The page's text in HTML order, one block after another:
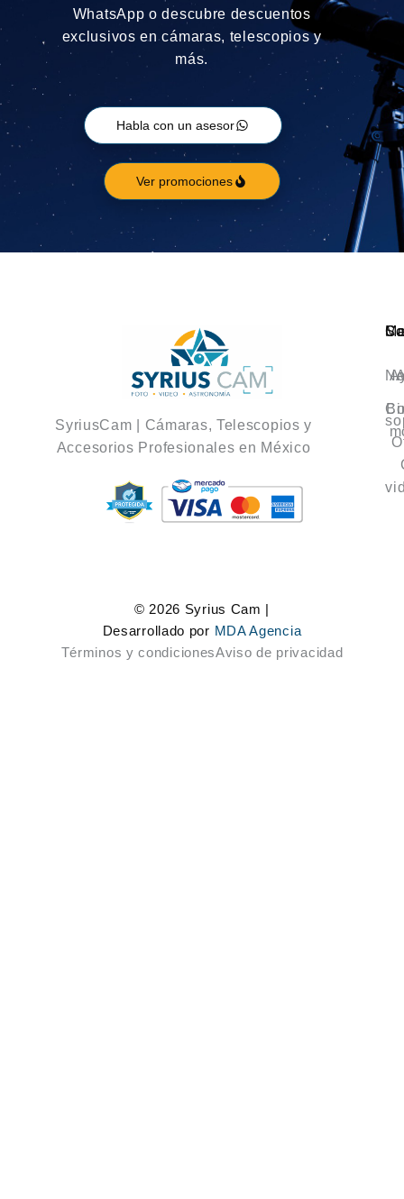
WhatsApp o descubre descuentos
exclusivos en cámaras, telescopios y
más.
Habla con un asesor
Ver promociones
SyriusCam | Cámaras, Telescopios y
Accesorios Profesionales en México
© 2026 Syrius Cam |
Desarrollado por MDA Agencia
Términos y condicionesAviso de privacidad